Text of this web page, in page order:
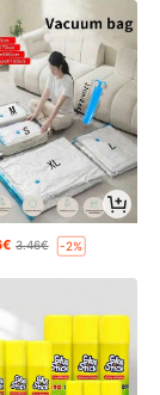
3.46€ -2%